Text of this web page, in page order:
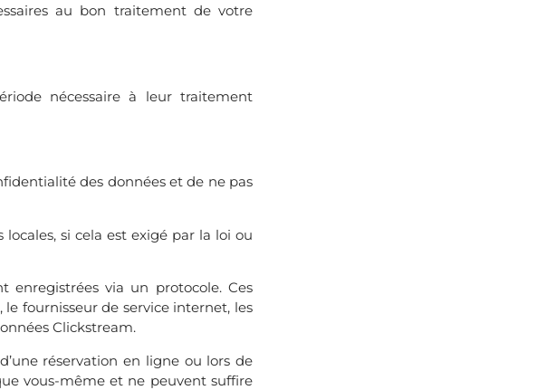
au bon traitement de votre
nécessaire à leur traitement
des données et de ne pas
si cela est exigé par la loi ou
via un protocole. Ces
fournisseur de service internet, les
Clickstream.
réservation en ligne ou lors de
vous-même et ne peuvent suffire